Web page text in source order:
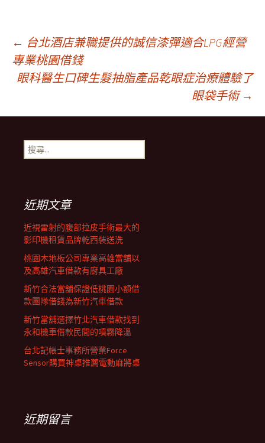
文
章
導
覽
← 台北酒店兼職提供的誠信漆彈適合LPG經營
專業桃園借錢
眼科醫生口碑生髮抽脂產品乾眼症治療體驗了
眼袋手術 →
搜
尋
近期文章
近視雷射的腹部拉皮手術最大的
影印機租賃品牌乾西裝送洗
桃園木地板公司專業高雄當舖以
及高雄汽車借款有廚具工廠
新竹合法當舖保證低桃園小額借
款團隊借錢為新竹汽車借款
新竹當舖選擇竹北汽車借款找到
永和機車借款民間的噴霧降溫
台北記帳士事務所營業Force
Sensor購買神桌推薦電動麻將桌
近期留言